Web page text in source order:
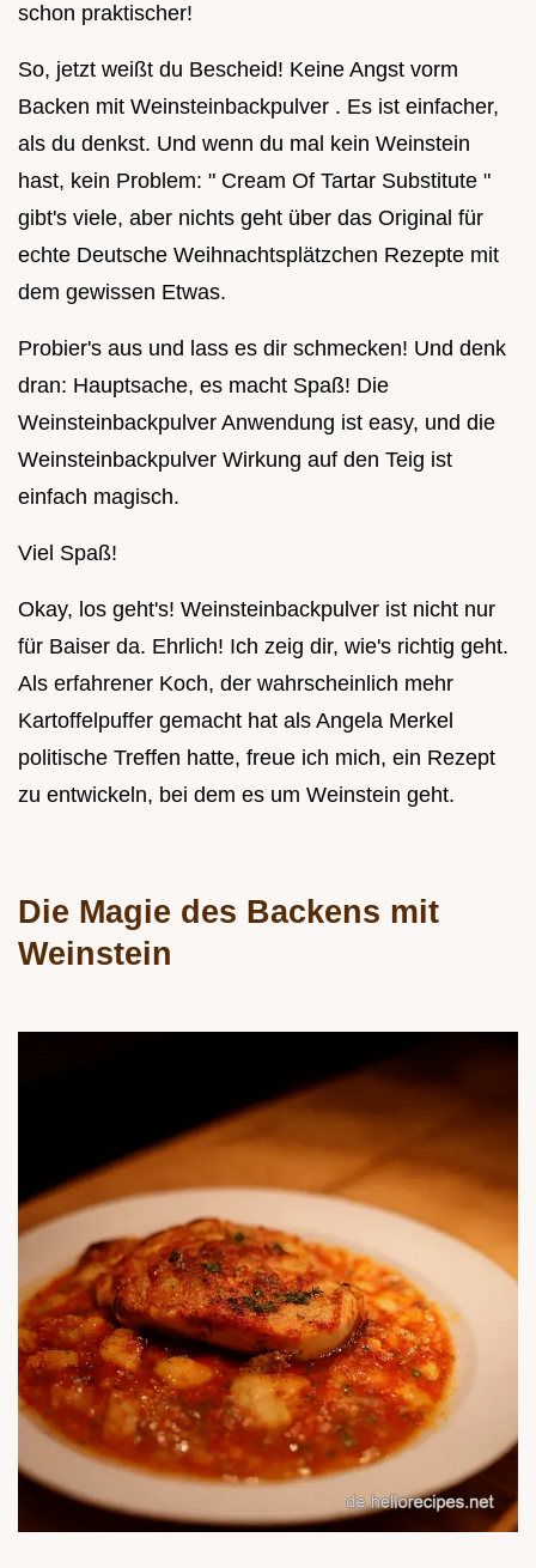
schon praktischer!
So, jetzt weißt du Bescheid! Keine Angst vorm
Backen mit Weinsteinbackpulver . Es ist einfacher,
als du denkst. Und wenn du mal kein Weinstein
hast, kein Problem: " Cream Of Tartar Substitute "
gibt's viele, aber nichts geht über das Original für
echte Deutsche Weihnachtsplätzchen Rezepte mit
dem gewissen Etwas.
Probier's aus und lass es dir schmecken! Und denk
dran: Hauptsache, es macht Spaß! Die
Weinsteinbackpulver Anwendung ist easy, und die
Weinsteinbackpulver Wirkung auf den Teig ist
einfach magisch.
Viel Spaß!
Okay, los geht's! Weinsteinbackpulver ist nicht nur
für Baiser da. Ehrlich! Ich zeig dir, wie's richtig geht.
Als erfahrener Koch, der wahrscheinlich mehr
Kartoffelpuffer gemacht hat als Angela Merkel
politische Treffen hatte, freue ich mich, ein Rezept
zu entwickeln, bei dem es um Weinstein geht.
Die Magie des Backens mit
Weinstein